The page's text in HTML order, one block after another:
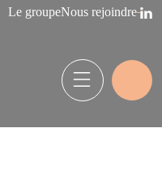
Le groupeNous rejoindre